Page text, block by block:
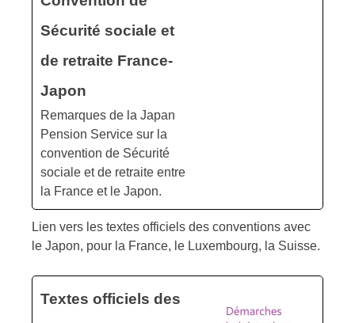
Sécurité sociale et
de retraite France-
Japon
Remarques de la Japan
Pension Service sur la
convention de Sécurité
sociale et de retraite entre
la France et le Japon.
Lien vers les textes officiels des conventions avec
le Japon, pour la France, le Luxembourg, la Suisse.
Textes officiels des